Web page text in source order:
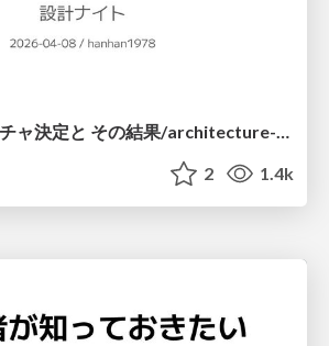
2 1.4k